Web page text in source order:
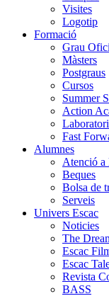
Visites
Logotip
Formació
Grau
Màsters
Postgraus
Cursos
Summer
Action
Fast
Alumnes
Atenció a
Beques
Bolsa de
Serveis
Univers Escac
Noticies
The
Escac
Escac
Revista
BASS